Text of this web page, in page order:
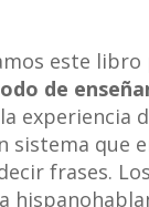
este
de
experiencia
sistema que
frases.